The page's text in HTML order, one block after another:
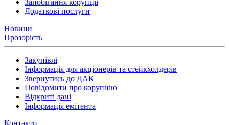
Запобігання корупції
Додаткові послуги
Новини
Прозорість
Закупівлі
Інформація для акціонерів та стейкхолдерів
Звернутись до ДАК
Повідомити про корупцію
Відкриті дані
Інформація емітента
Контакти